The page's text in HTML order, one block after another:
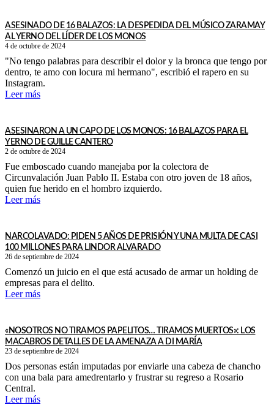
ASESINADO DE 16 BALAZOS: LA DESPEDIDA DEL MÚSICO ZARAMAY
AL YERNO DEL LÍDER DE LOS MONOS
4 de octubre de 2024
"No tengo palabras para describir el dolor y la bronca que tengo por
dentro, te amo con locura mi hermano", escribió el rapero en su
Instagram.
Leer más
ASESINARON A UN CAPO DE LOS MONOS: 16 BALAZOS PARA EL
YERNO DE GUILLE CANTERO
2 de octubre de 2024
Fue emboscado cuando manejaba por la colectora de
Circunvalación Juan Pablo II. Estaba con otro joven de 18 años,
quien fue herido en el hombro izquierdo.
Leer más
NARCOLAVADO: PIDEN 5 AÑOS DE PRISIÓN Y UNA MULTA DE CASI
100 MILLONES PARA LINDOR ALVARADO
26 de septiembre de 2024
Comenzó un juicio en el que está acusado de armar un holding de
empresas para el delito.
Leer más
«NOSOTROS NO TIRAMOS PAPELITOS… TIRAMOS MUERTOS»: LOS
MACABROS DETALLES DE LA AMENAZA A DI MARÍA
23 de septiembre de 2024
Dos personas están imputadas por enviarle una cabeza de chancho
con una bala para amedrentarlo y frustrar su regreso a Rosario
Central.
Leer más